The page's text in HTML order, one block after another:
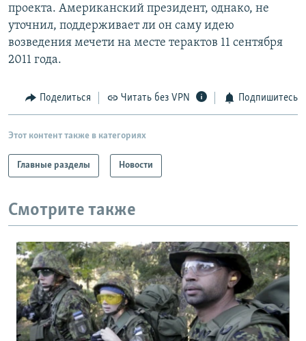
проекта. Американский президент, однако, не
уточнил, поддерживает ли он саму идею
возведения мечети на месте терактов 11 сентября
2011 года.
Поделиться Читать без VPN Подпишитесь
Этот контент также в категориях
Главные разделы Новости
Смотрите также